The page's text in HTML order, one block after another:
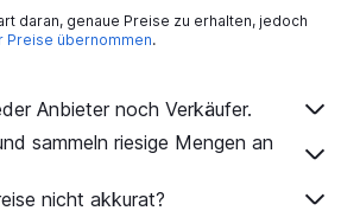
daran, genaue Preise zu erhalten, jedoch
Preise übernommen.
Anbieter noch Verkäufer.
sammeln riesige Mengen an
nicht akkurat?